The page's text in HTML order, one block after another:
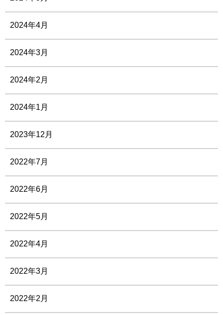
2024年4月
2024年3月
2024年2月
2024年1月
2023年12月
2022年7月
2022年6月
2022年5月
2022年4月
2022年3月
2022年2月